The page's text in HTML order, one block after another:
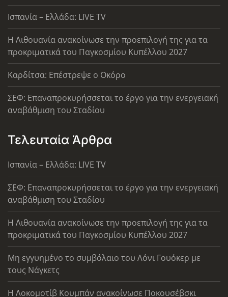
Ισπανία – Ελλάδα: LIVE TV
Η Λιθουανία ανακοίνωσε την προεπιλογή της για τα
προκριματικά του Παγκοσμίου Κυπέλλου 2027
Καρδίτσα: Επέστρεψε ο Οκόρο
ΣΕΦ: Επαναπροκυρήσσεται το έργο για την ενεργειακή
αναβάθμιση του Σταδίου
Τελευταία Άρθρα
Ισπανία – Ελλάδα: LIVE TV
ΣΕΦ: Επαναπροκυρήσσεται το έργο για την ενεργειακή
αναβάθμιση του Σταδίου
Η Λιθουανία ανακοίνωσε την προεπιλογή της για τα
προκριματικά του Παγκοσμίου Κυπέλλου 2027
Μη εγγυημένο το συμβόλαιο του Λόνι Γουόκερ με
τους Νάγκετς
Η Λοκομοτίβ Κουμπάν ανακοίνωσε Ποκουσέβσκι